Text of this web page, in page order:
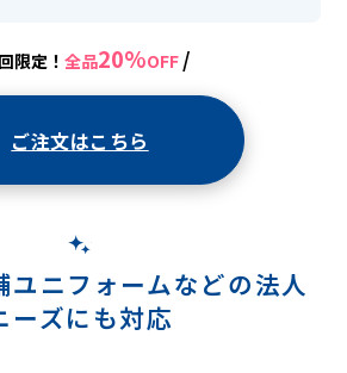
限定！ 全品20%OFF /
ご注文はこちら
ユニフォームなどの法人
ーズにも対応